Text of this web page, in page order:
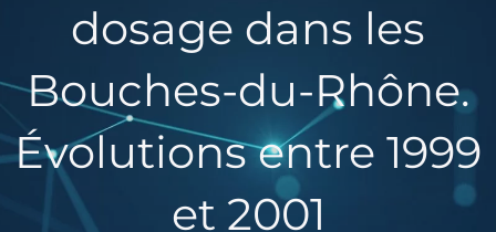
dosage dans les
Bouches-du-Rhône.
Évolutions entre 1999
et 2001